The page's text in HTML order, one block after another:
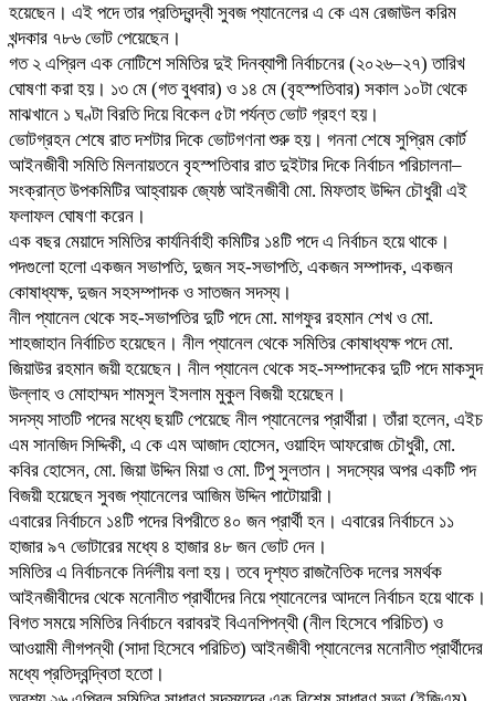
হয়েছেন। এই পদে তার প্রতিদ্বন্দ্বী সুবজ প্যানেলের এ কে এম রেজাউল করিম
খন্দকার ৭৮৬ ভোট পেয়েছেন।
গত ২ এপ্রিল এক নোটিশে সমিতির দুই দিনব্যাপী নির্বাচনের (২০২৬–২৭) তারিখ
ঘোষণা করা হয়। ১৩ মে (গত বুধবার) ও ১৪ মে (বৃহস্পতিবার) সকাল ১০টা থেকে
মাঝখানে ১ ঘণ্টা বিরতি দিয়ে বিকেল ৫টা পর্যন্ত ভোট গ্রহণ হয়।
ভোটগ্রহন শেষে রাত দশটার দিকে ভোটগণনা শুরু হয়। গননা শেষে সুপ্রিম কোর্ট
আইনজীবী সমিতি মিলনায়তনে বৃহস্পতিবার রাত দুইটার দিকে নির্বাচন পরিচালনা–
সংক্রান্ত উপকমিটির আহ্বায়ক জ্যেষ্ঠ আইনজীবী মো. মিফতাহ উদ্দিন চৌধুরী এই
ফলাফল ঘোষণা করেন।
এক বছর মেয়াদে সমিতির কার্যনির্বাহী কমিটির ১৪টি পদে এ নির্বাচন হয়ে থাকে।
পদগুলো হলো একজন সভাপতি, দুজন সহ-সভাপতি, একজন সম্পাদক, একজন
কোষাধ্যক্ষ, দুজন সহসম্পাদক ও সাতজন সদস্য।
নীল প্যানেল থেকে সহ-সভাপতির দুটি পদে মো. মাগফুর রহমান শেখ ও মো.
শাহজাহান নির্বাচিত হয়েছেন। নীল প্যানেল থেকে সমিতির কোষাধ্যক্ষ পদে মো.
জিয়াউর রহমান জয়ী হয়েছেন। নীল প্যানেল থেকে সহ-সম্পাদকের দুটি পদে মাকসুদ
উল্লাহ ও মোহাম্মদ শামসুল ইসলাম মুকুল বিজয়ী হয়েছেন।
সদস্য সাতটি পদের মধ্যে ছয়টি পেয়েছে নীল প্যানেলের প্রার্থীরা। তাঁরা হলেন, এইচ
এম সানজিদ সিদ্দিকী, এ কে এম আজাদ হোসেন, ওয়াহিদ আফরোজ চৌধুরী, মো.
কবির হোসেন, মো. জিয়া উদ্দিন মিয়া ও মো. টিপু সুলতান। সদস্যের অপর একটি পদ
বিজয়ী হয়েছেন সুবজ প্যানেলের আজিম উদ্দিন পাটোয়ারী।
এবারের নির্বাচনে ১৪টি পদের বিপরীতে ৪০ জন প্রার্থী হন। এবারের নির্বাচনে ১১
হাজার ৯৭ ভোটারের মধ্যে ৪ হাজার ৪৮ জন ভোট দেন।
সমিতির এ নির্বাচনকে নির্দলীয় বলা হয়। তবে দৃশ্যত রাজনৈতিক দলের সমর্থক
আইনজীবীদের থেকে মনোনীত প্রার্থীদের নিয়ে প্যানেলের আদলে নির্বাচন হয়ে থাকে।
বিগত সময়ে সমিতির নির্বাচনে বরাবরই বিএনপিপন্থী (নীল হিসেবে পরিচিত) ও
আওয়ামী লীগপন্থী (সাদা হিসেবে পরিচিত) আইনজীবী প্যানেলের মনোনীত প্রার্থীদের
মধ্যে প্রতিদ্বন্দ্বিতা হতো।